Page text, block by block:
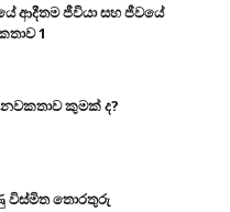
ආදීතම ජීවියා සහ ජීවයේ
1
නවකතාව කුමක් ද?
විස්මිත තොරතුරු